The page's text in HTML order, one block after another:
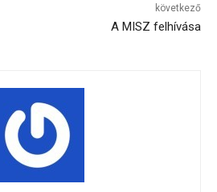
következő
A MISZ felhívása